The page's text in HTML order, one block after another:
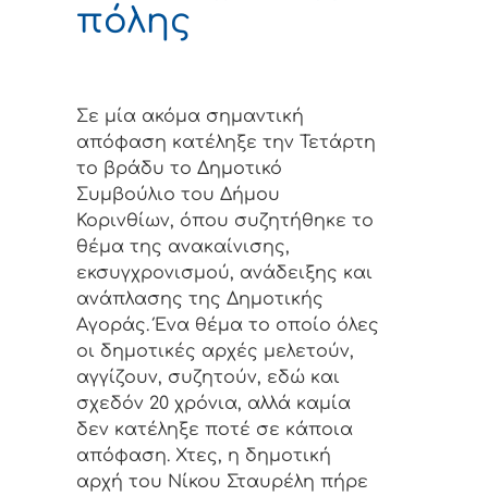
πόλης
Σε μία ακόμα σημαντική
απόφαση κατέληξε την Τετάρτη
το βράδυ το Δημοτικό
Συμβούλιο του Δήμου
Κορινθίων, όπου συζητήθηκε το
θέμα της ανακαίνισης,
εκσυγχρονισμού, ανάδειξης και
ανάπλασης της Δημοτικής
Αγοράς. Ένα θέμα το οποίο όλες
οι δημοτικές αρχές μελετούν,
αγγίζουν, συζητούν, εδώ και
σχεδόν 20 χρόνια, αλλά καμία
δεν κατέληξε ποτέ σε κάποια
απόφαση. Χτες, η δημοτική
αρχή του Νίκου Σταυρέλη πήρε